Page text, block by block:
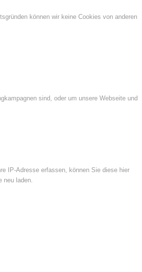
können wir keine Cookies von anderen
sind, oder um unsere Webseite und
IP-Adresse erfassen, können Sie diese hier
laden.